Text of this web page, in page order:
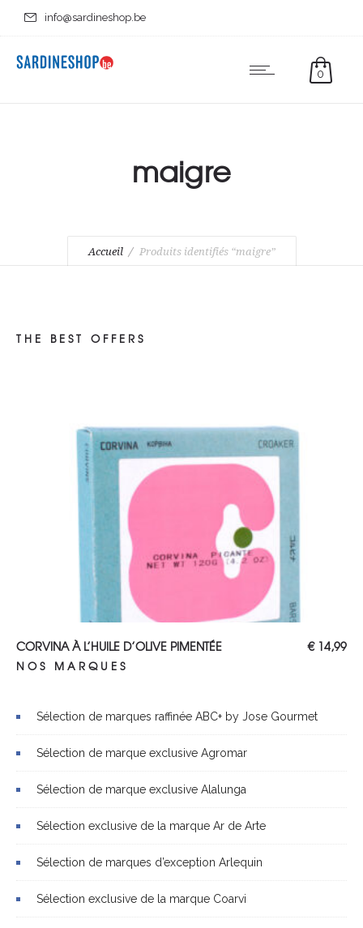
info@sardineshop.be
0
maigre
Accueil Produits identifiés “maigre”
THE BEST OFFERS
AJOUTER AU PANIER
CORVINA À L’HUILE D’OLIVE PIMENTÉE €14,99
NOS MARQUES
Sélection de marques raffinée ABC+ by Jose Gourmet
Sélection de marque exclusive Agromar
Sélection de marque exclusive Alalunga
Sélection exclusive de la marque Ar de Arte
Sélection de marques d’exception Arlequin
Sélection exclusive de la marque Coarvi